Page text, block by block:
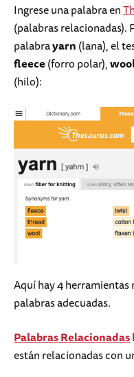
Ingrese una palabra en
(palabras relacionadas).
palabrayarn(lana), el
fleece(forro polar),
(hilo):
Aquí hay 4 herramientas
palabras adecuadas.
Palabras Relacionadas
están relacionadas con